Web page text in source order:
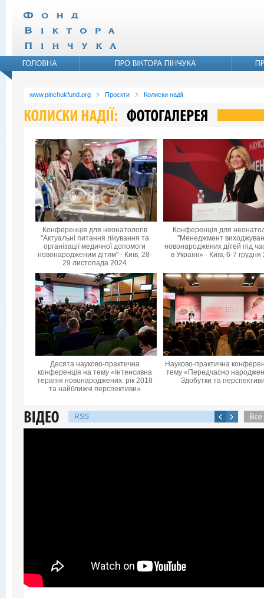
www.pinchukfund.org Проєкти Колиски надії
Конференція для неонатологів
"Актуальні питання лікування та
організації медичної допомоги
новонародженим дітям" - Київ, 28-
29 листопада 2024
Конференція для
"Менеджмент
новонароджених дітей під
в Україні» - Київ, 6-7
Десята науково-практична
конференцiя на тему «Інтенсивна
терапія новонароджених: рік 2018
та найближчі перспективи»
Науково-практична
тему «Передчасно
Здобутки та
RSS